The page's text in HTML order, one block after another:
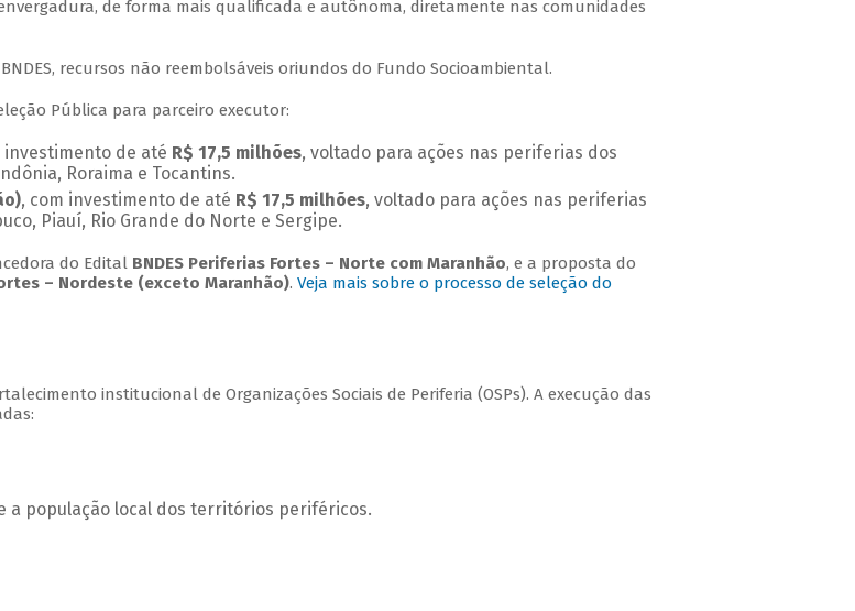
de forma mais qualificada e autônoma, diretamente nas comunidades
recursos não reembolsáveis oriundos do Fundo Socioambiental.
Pública para parceiro executor:
investimento de até R$ 17,5 milhões, voltado para ações nas periferias dos
Roraima e Tocantins.
, com investimento de até R$ 17,5 milhões, voltado para ações nas periferias
Piauí, Rio Grande do Norte e Sergipe.
do Edital BNDES Periferias Fortes – Norte com Maranhão, e a proposta do
– Nordeste (exceto Maranhão).Veja mais sobre o processo de seleção do
institucional de Organizações Sociais de Periferia (OSPs). A execução das
a população local dos territórios periféricos.